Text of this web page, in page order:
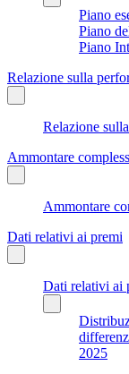
Piano
Piano
Piano
Relazione sulla
Relazione
Ammontare
Ammontare
Dati relativi ai premi
Dati relativi ai
2025